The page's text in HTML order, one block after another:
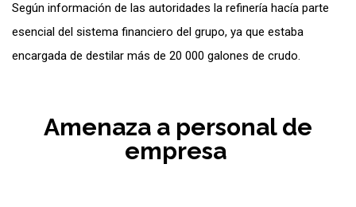
Según información de las autoridades la refinería hacía parte
esencial del sistema financiero del grupo, ya que estaba
encargada de destilar más de 20 000 galones de crudo.
Amenaza a personal de
empresa